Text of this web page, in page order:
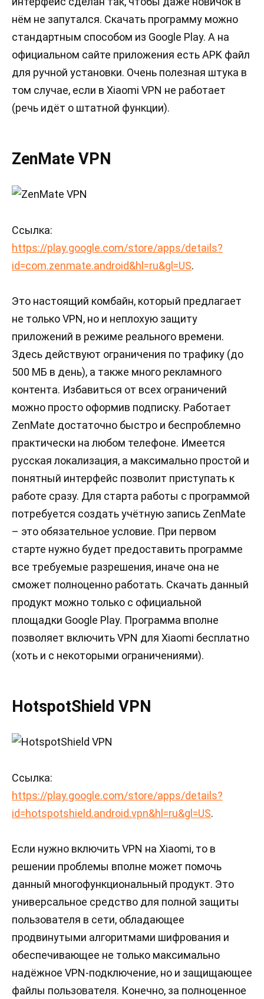
нём не запутался. Скачать программу можно
стандартным способом из Google Play. А на
официальном сайте приложения есть APK файл
для ручной установки. Очень полезная штука в
том случае, если в Xiaomi VPN не работает
(речь идёт о штатной функции).
ZenMate VPN
Ссылка:
https://play.google.com/store/apps/details?
id=com.zenmate.android&hl=ru&gl=US.
Это настоящий комбайн, который предлагает
не только VPN, но и неплохую защиту
приложений в режиме реального времени.
Здесь действуют ограничения по трафику (до
500 МБ в день), а также много рекламного
контента. Избавиться от всех ограничений
можно просто оформив подписку. Работает
ZenMate достаточно быстро и беспроблемно
практически на любом телефоне. Имеется
русская локализация, а максимально простой и
понятный интерфейс позволит приступать к
работе сразу. Для старта работы с программой
потребуется создать учётную запись ZenMate
– это обязательное условие. При первом
старте нужно будет предоставить программе
все требуемые разрешения, иначе она не
сможет полноценно работать. Скачать данный
продукт можно только с официальной
площадки Google Play. Программа вполне
позволяет включить VPN для Xiaomi бесплатно
(хоть и с некоторыми ограничениями).
HotspotShield VPN
Ссылка:
https://play.google.com/store/apps/details?
id=hotspotshield.android.vpn&hl=ru&gl=US.
Если нужно включить VPN на Xiaomi, то в
решении проблемы вполне может помочь
данный многофункциональный продукт. Это
универсальное средство для полной защиты
пользователя в сети, обладающее
продвинутыми алгоритмами шифрования и
обеспечивающее не только максимально
надёжное VPN-подключение, но и защищающее
файлы пользователя. Конечно, за полноценное